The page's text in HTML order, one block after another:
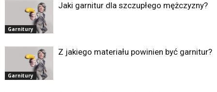
Garnitury
Jaki garnitur dla szczupłego mężczyzny?
Garnitury
Z jakiego materiału powinien być garnitur?